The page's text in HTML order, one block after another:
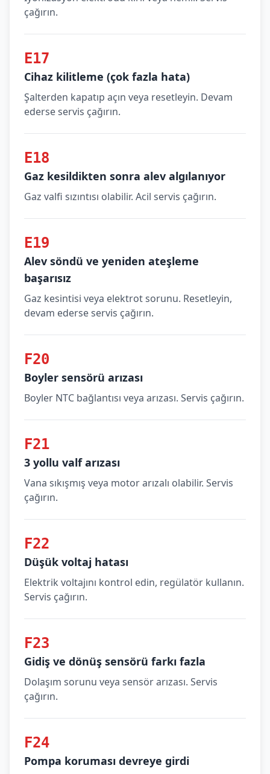
çağırın.
E17
Cihaz kilitleme (çok fazla hata)
Şalterden kapatıp açın veya resetleyin. Devam
ederse servis çağırın.
E18
Gaz kesildikten sonra alev algılanıyor
Gaz valfi sızıntısı olabilir. Acil servis çağırın.
E19
Alev söndü ve yeniden ateşleme
başarısız
Gaz kesintisi veya elektrot sorunu. Resetleyin,
devam ederse servis çağırın.
F20
Boyler sensörü arızası
Boyler NTC bağlantısı veya arızası. Servis çağırın.
F21
3 yollu valf arızası
Vana sıkışmış veya motor arızalı olabilir. Servis
çağırın.
F22
Düşük voltaj hatası
Elektrik voltajını kontrol edin, regülatör kullanın.
Servis çağırın.
F23
Gidiş ve dönüş sensörü farkı fazla
Dolaşım sorunu veya sensör arızası. Servis
çağırın.
F24
Pompa koruması devreye girdi